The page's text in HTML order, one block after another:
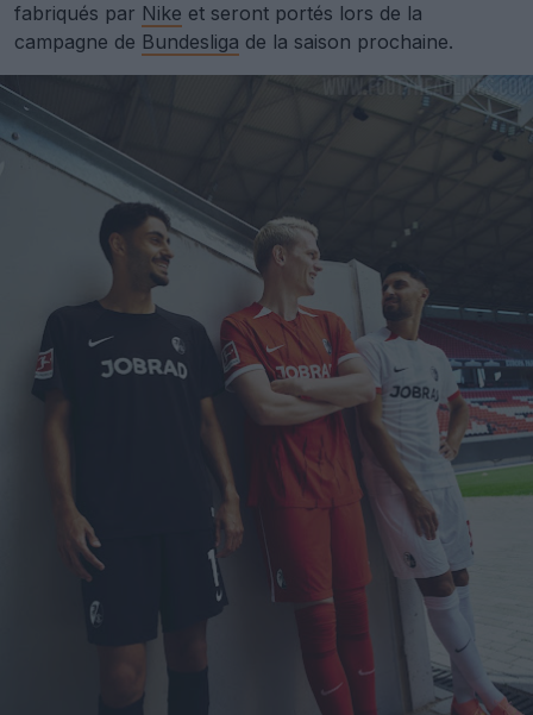
fabriqués par Nike et seront portés lors de la
campagne de Bundesliga de la saison prochaine.